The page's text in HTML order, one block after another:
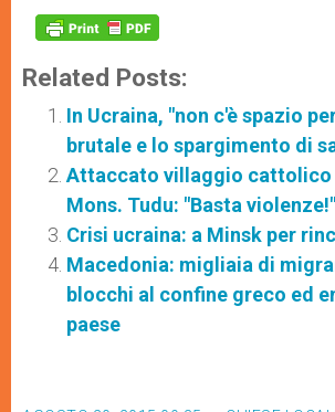
Related Posts:
In Ucraina, "non c'è spazio
brutale e lo spargimento di
Attaccato villaggio cattolico
Mons. Tudu: "Basta violenze!"
Crisi ucraina: a Minsk per
Macedonia: migliaia di
blocchi al confine greco ed
paese